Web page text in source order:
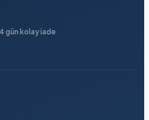
gün kolay iade